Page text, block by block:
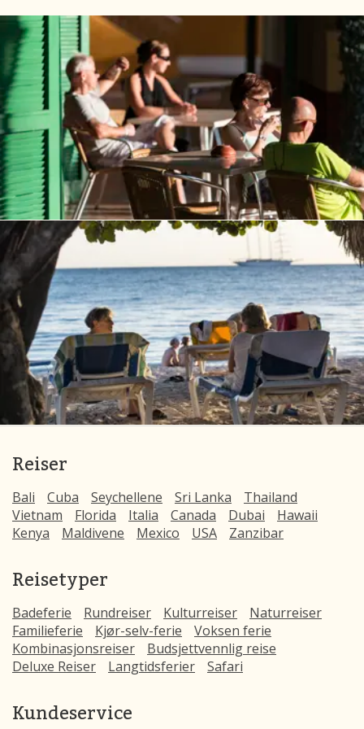
Reiser
Bali Cuba Seychellene Sri Lanka
Thailand
Vietnam
Florida Italia Canada Dubai
Hawaii
Kenya
Maldivene Mexico USA Zanzibar
Reisetyper
Badeferie Rundreiser Kulturreiser
Naturreiser
Familieferie
Kjør-selv-ferie
Voksen ferie
Kombinasjonsreiser
Budsjettvennlig reise
Deluxe Reiser
Langtidsferier Safari
Kundeservice